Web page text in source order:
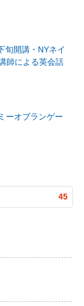
旬開講・NYネイ
師による英会話
ーオブランゲー
45